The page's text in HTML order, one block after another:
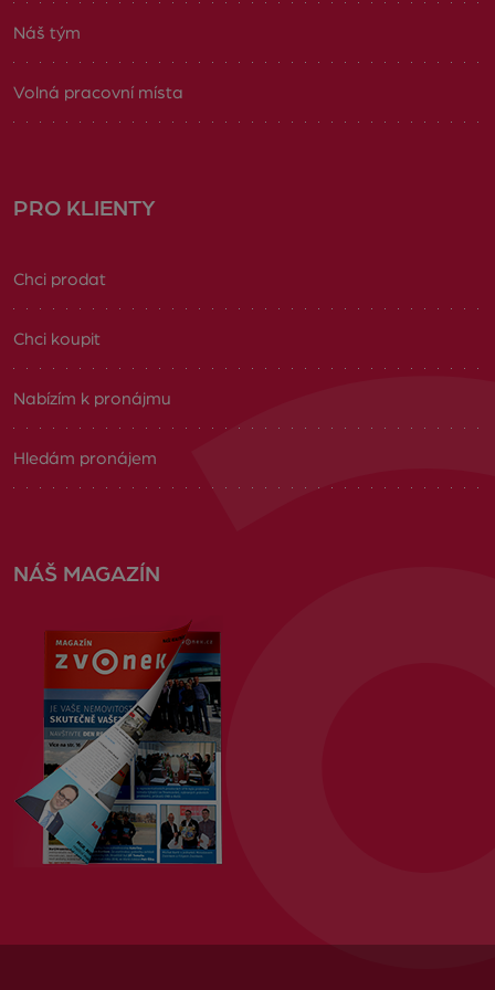
Náš tým
Volná pracovní místa
PRO KLIENTY
Chci prodat
Chci koupit
Nabízím k pronájmu
Hledám pronájem
NÁŠ MAGAZÍN